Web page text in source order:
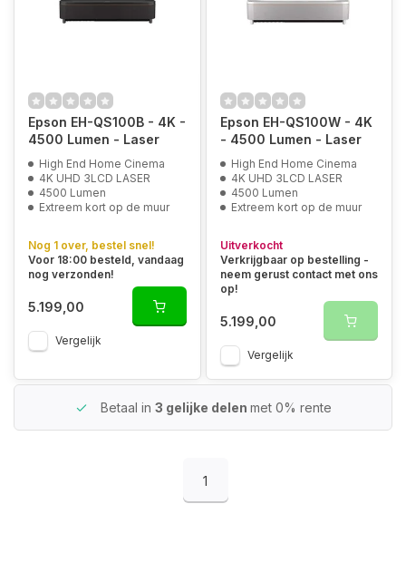
Epson EH-QS100B - 4K -
4500 Lumen - Laser
High End Home Cinema
4K UHD 3LCD LASER
4500 Lumen
Extreem kort op de muur
Nog 1 over, bestel snel!
Voor 18:00 besteld, vandaag
nog verzonden!
5.199,00
Vergelijk
Epson EH-QS100W - 4K
- 4500 Lumen - Laser
High End Home Cinema
4K UHD 3LCD LASER
4500 Lumen
Extreem kort op de muur
Uitverkocht
Verkrijgbaar op bestelling -
neem gerust contact met ons
op!
5.199,00
Vergelijk
Betaal in 3 gelijke delen met 0% rente
1